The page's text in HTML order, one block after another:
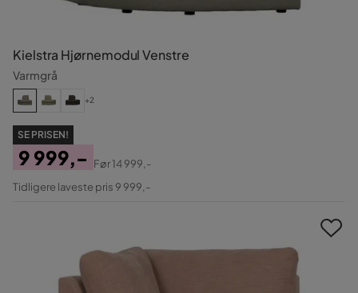
Kielstra Hjørnemodul Venstre
Varmgrå
+2
SE PRISEN!
Pris
9 999,-
Original
Før14 999,-
Tidligere laveste pris 9 999,-